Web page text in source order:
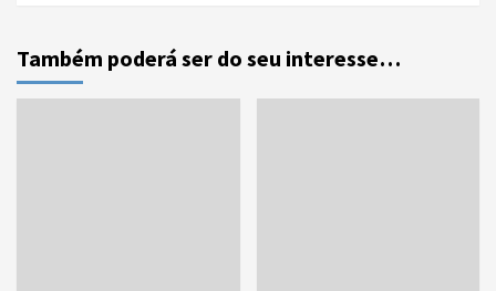
Também poderá ser do seu interesse…